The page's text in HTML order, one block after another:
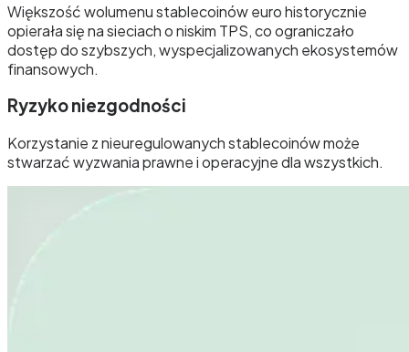
Większość wolumenu stablecoinów euro historycznie
opierała się na sieciach o niskim TPS, co ograniczało
dostęp do szybszych, wyspecjalizowanych ekosystemów
finansowych.
Ryzyko niezgodności
Korzystanie z nieuregulowanych stablecoinów może
stwarzać wyzwania prawne i operacyjne dla wszystkich.